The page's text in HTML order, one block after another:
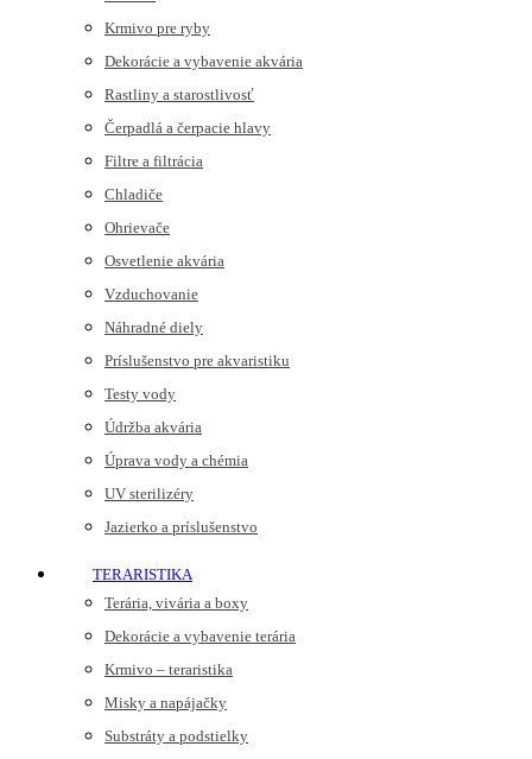
Krmivo pre ryby
Dekorácie a vybavenie akvária
Rastliny a starostlivosť
Čerpadlá a čerpacie hlavy
Filtre a filtrácia
Chladiče
Ohrievače
Osvetlenie akvária
Vzduchovanie
Náhradné diely
Príslušenstvo pre akvaristiku
Testy vody
Údržba akvária
Úprava vody a chémia
UV sterilizéry
Jazierko a príslušenstvo
TERARISTIKA
Terária, vivária a boxy
Dekorácie a vybavenie terária
Krmivo – teraristika
Misky a napájačky
Substráty a podstielky